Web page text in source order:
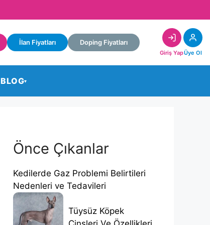
İlan Fiyatları Doping Fiyatları
Giriş YapÜye Ol
BLOG▾
Önce Çıkanlar
Kedilerde Gaz Problemi Belirtileri
Nedenleri ve Tedavileri
Tüysüz Köpek